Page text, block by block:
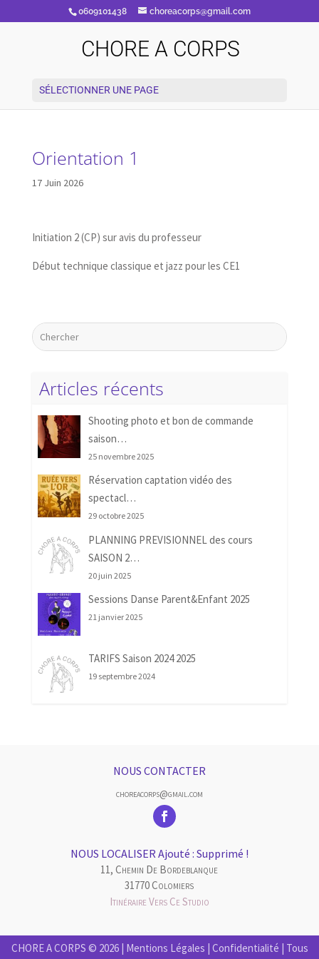
0609101438 choreacorps@gmail.com
CHORE A CORPS
SÉLECTIONNER UNE PAGE
Orientation 1
17 Juin 2026
Initiation 2 (CP) sur avis du professeur
Début technique classique et jazz pour les CE1
Articles récents
Shooting photo et bon de commande
saison…
25 novembre 2025
Réservation captation vidéo des
spectacl…
29 octobre 2025
PLANNING PREVISIONNEL des cours
SAISON 2…
20 juin 2025
Sessions Danse Parent&Enfant 2025
21 janvier 2025
TARIFS Saison 2024 2025
19 septembre 2024
NOUS CONTACTER
choreacorps@gmail.com
NOUS LOCALISER Ajouté : Supprimé !
11, Chemin De Bordeblanque
31770 Colomiers
Itinéraire Vers Ce Studio
CHORE A CORPS © 2026 | Mentions Légales | Confidentialité | Tous